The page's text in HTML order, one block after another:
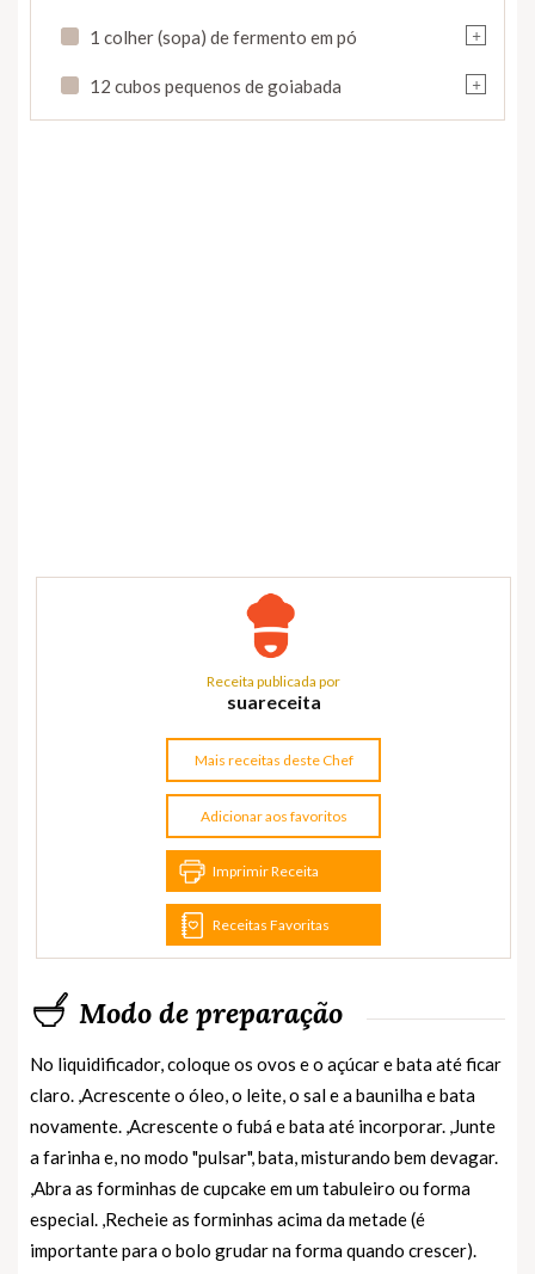
+
1 colher (sopa) de fermento em pó
+
12 cubos pequenos de goiabada
Receita publicada por
suareceita
Mais receitas deste Chef
Adicionar aos favoritos
Imprimir Receita
Receitas Favoritas
Modo de preparação
No liquidificador, coloque os ovos e o açúcar e bata até ficar
claro. ,Acrescente o óleo, o leite, o sal e a baunilha e bata
novamente. ,Acrescente o fubá e bata até incorporar. ,Junte
a farinha e, no modo "pulsar", bata, misturando bem devagar.
,Abra as forminhas de cupcake em um tabuleiro ou forma
especial. ,Recheie as forminhas acima da metade (é
importante para o bolo grudar na forma quando crescer).